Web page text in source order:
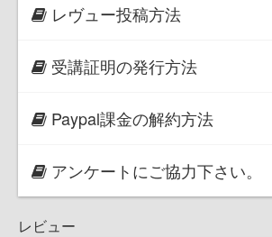
レヴュー投稿方法
受講証明の発行方法
Paypal課金の解約方法
アンケートにご協力下さい。
レビュー